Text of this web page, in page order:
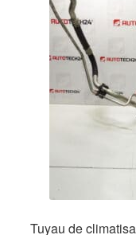
Tuyau de